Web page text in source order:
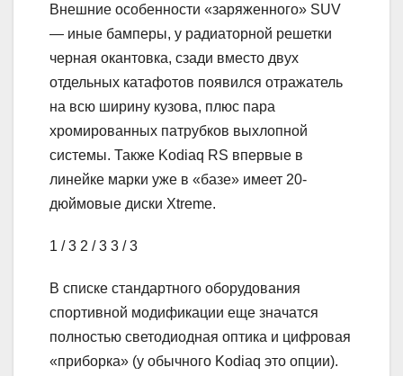
Внешние особенности «заряженного» SUV
— иные бамперы, у радиаторной решетки
черная окантовка, сзади вместо двух
отдельных катафотов появился отражатель
на всю ширину кузова, плюс пара
хромированных патрубков выхлопной
системы. Также Kodiaq RS впервые в
линейке марки уже в «базе» имеет 20-
дюймовые диски Xtreme.
1 / 3 2 / 3 3 / 3
В списке стандартного оборудования
спортивной модификации еще значатся
полностью светодиодная оптика и цифровая
«приборка» (у обычного Kodiaq это опции).